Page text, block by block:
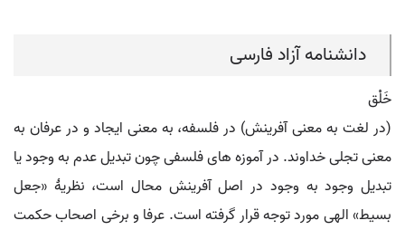
دانشنامه آزاد فارسی
خَلْق
(در لغت به معنی آفرینش) در فلسفه، به معنی ایجاد و در عرفان به
معنی تجلی خداوند. در آموزه های فلسفی چون تبدیل عدم به وجود یا
تبدیل وجود به وجود در اصل آفرینش محال است، نظریۀ «جعل
بسیط» الهی مورد توجه قرار گرفته است. عرفا و برخی اصحاب حکمت